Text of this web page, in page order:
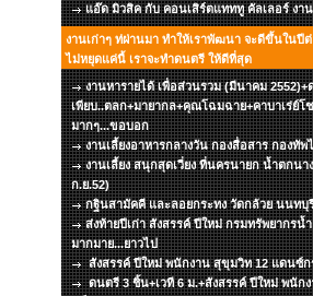
แอ๊ด มิวสิค กับ คอนเสิร์ตแทททู คัลเลอร์ งาน
งานเก่าๆ ท่ผ่านมา ทำให้เราพัฒนา จะดีขึ้นในปี
ไม่หยุดแค่นี้ เราจะทำดนตรี ให้ดีที่สุด
งานหารายได้ เพื่อส่วนรวม (มีนาคม 2552)+
เพียบ..ตลก+มายากล+คุณโฉมฉาย+คาบาเร่ย์โ
มากๆ...ขอบอก
งานเลี้ยงอาหารกลางวัน กองสื่อสาร กองทัพ
งานเลี้ยง สนุกสุดเวี่ยง ที่นครนายก น้ำตกนา
ก.ย.52)
กฐินสามัคคี และลอยกระทง วัดกล้วย นนทบุ
ส่งท้ายปีเก่า สังสรรค์ ปีใหม่ กรมทรัพยากรน้
มากมาย...ยาวไป
สังสรรค์ ปีใหม่ พนักงาน สุขุมวิท 12 แดนซ์ก
ดนตรี 3 ชิ้น+เวที 6 ม.+สังสรรค์ ปีใหม่ พนัก